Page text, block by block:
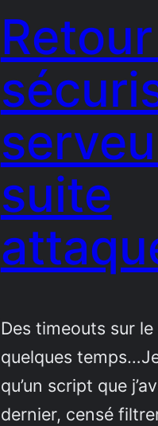
suite
Des timeouts sur
quelques
qu’un script que
dernier, censé